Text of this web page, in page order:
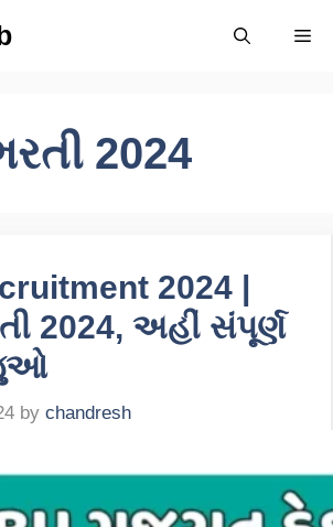
2024
2024 |
2024, અહીં સંપૂર્ણ
by chandresh